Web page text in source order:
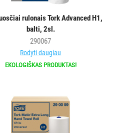
rulonais Tork Advanced H1,
balti, 2sl.
290067
Rodyti daugiau
EKOLOGIŠKAS PRODUKTAS!